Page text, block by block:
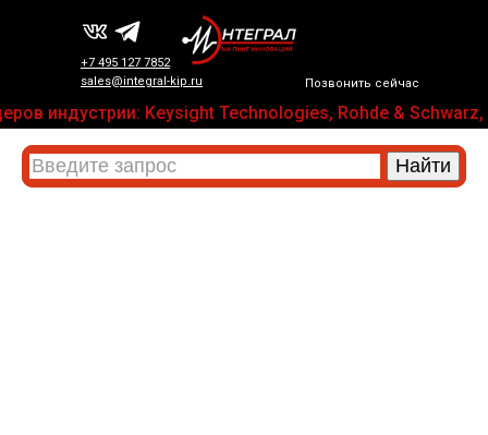
Позвонить сейчас
+7 495 127 7852
sales@integral-kip.ru
индустрии: Keysight Technologies, Rohde & Schwarz,